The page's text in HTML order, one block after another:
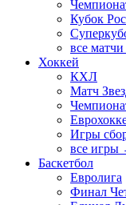
Кубок
все
Хоккей
КХЛ
Матч
Игры
все игры
Баскетбол
Евролига
Финал